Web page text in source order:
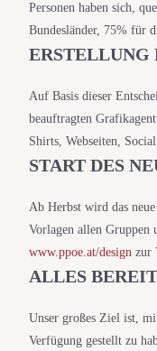
Personen haben sich,
Bundesländer, 75% für
ERSTELLUNG
Auf Basis dieser
beauftragten
Shirts, Webseiten,
START DES
Ab Herbst wird das
Vorlagen allen Gruppen
www.ppoe.at/design zur
ALLES
Unser großes Ziel ist,
Verfügung gestellt zu